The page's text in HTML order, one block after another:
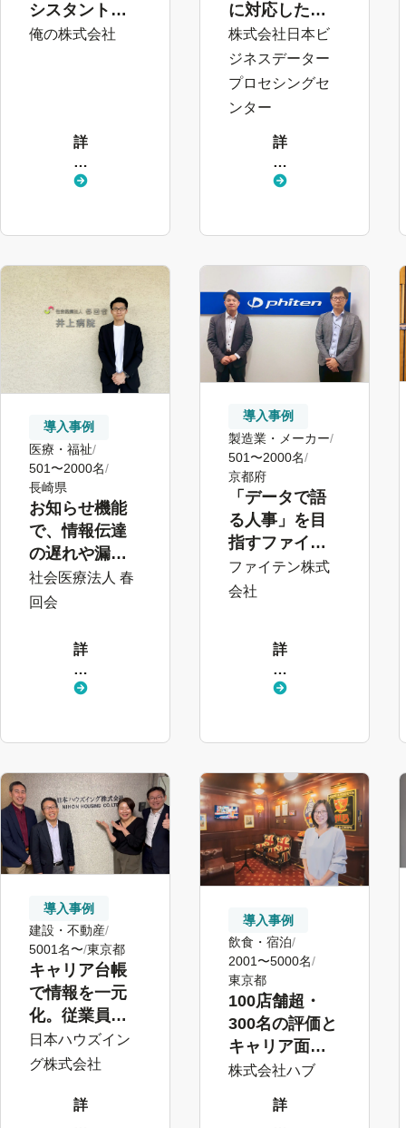
シスタントが
店舗で働く従
俺の株式会社
詳
し
く
に対応した連
絡体制構築。
メッセージ機
能で年末調整
が変わる
株式会社日本ビ
ジネスデーター
プロセシングセ
ンター
詳
し
く
導入事例
医療・福祉
501〜2000名
長崎県
お知らせ機能
で、情報伝達
の遅れや漏れ
を削減。情報
を「届ける」
のエンゲージ
とつながる
社会医療法人 春
回会
詳
し
く
導入事例
製造業・メーカー
501〜2000名
京都府
「データで語
る人事」を目
指すファイテ
ンの人事改
革。労務効率
ファイテン株式
会社
詳
し
く
導入事例
建設・不動産
5001名〜 東京都
キャリア台帳
で情報を一元
化。従業員の
意向にもとづ
く配置実現の
日本ハウズイン
グ株式会社
詳
導入事例
飲食・宿泊
2001〜5000名
東京都
100店舗超・
300名の評価と
キャリア面談
を効率化。“人
着を推進
株式会社ハブ
詳